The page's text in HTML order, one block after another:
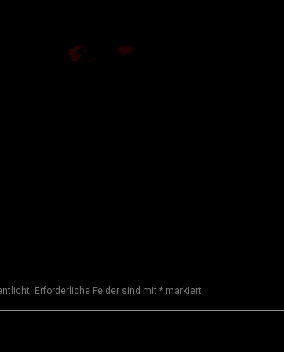
Erforderliche Felder sind mit * markiert